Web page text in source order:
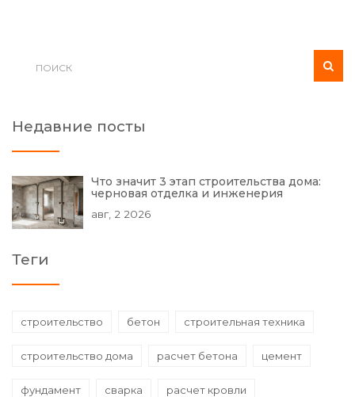
Недавние посты
Что значит 3 этап строительства дома:
черновая отделка и инженерия
авг, 2 2026
Теги
строительство бетон строительная техника
строительство дома расчет бетона цемент
фундамент сварка расчет кровли